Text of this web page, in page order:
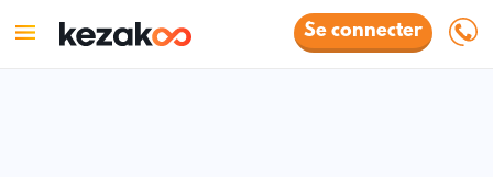
Se connecter